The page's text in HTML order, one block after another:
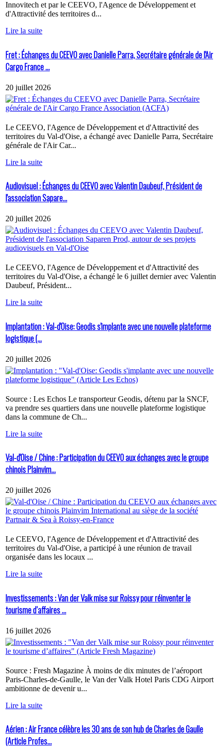
Innovitech et par le CEEVO, l'Agence de Développement et
d'Attractivité des territoires d...
Lire la suite
Fret : Échanges du CEEVO avec Danielle Parra, Secrétaire générale de l'Air
Cargo France ...
20 juillet 2026
Le CEEVO, l'Agence de Développement et d'Attractivité des
territoires du Val-d'Oise, a échangé avec Danielle Parra, Secrétaire
générale de l'Air Car...
Lire la suite
Audiovisuel : Échanges du CEEVO avec Valentin Daubeuf, Président de
l'association Sapare...
20 juillet 2026
Le CEEVO, l'Agence de Développement et d'Attractivité des
territoires du Val-d'Oise, a échangé le 6 juillet dernier avec Valentin
Daubeuf, Président...
Lire la suite
Implantation : Val-d'Oise: Geodis s'implante avec une nouvelle plateforme
logistique (...
20 juillet 2026
Source : Les Echos Le transporteur Geodis, détenu par la SNCF,
va prendre ses quartiers dans une nouvelle plateforme logistique
dans la commune de Ch...
Lire la suite
Val-d'Oise / Chine : Participation du CEEVO aux échanges avec le groupe
chinois Plainvim...
20 juillet 2026
Le CEEVO, l'Agence de Développement et d'Attractivité des
territoires du Val-d'Oise, a participé à une réunion de travail
organisée dans les locaux ...
Lire la suite
Investissements : Van der Valk mise sur Roissy pour réinventer le
tourisme d’affaires ...
16 juillet 2026
Source : Fresh Magazine À moins de dix minutes de l’aéroport
Paris-Charles-de-Gaulle, le Van der Valk Hotel Paris CDG Airport
ambitionne de devenir u...
Lire la suite
Aérien : Air France célèbre les 30 ans de son hub de Charles de Gaulle
(Article Profes...